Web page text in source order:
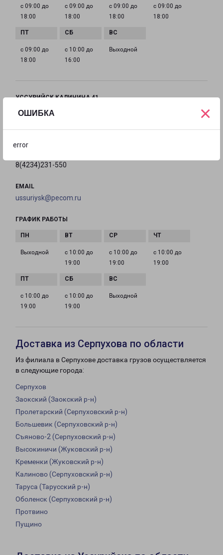
ОШИБКА
error
×
с 09:00 до
18:00
с 09:00 до
18:00
с 09:00 до
18:00
с 09:00 до
18:00
с 09:00 до
18:00
с 10:00 до
16:00
Выходной
УССУРИЙСК КАЛИНИНА 41
Уссурийск, улица Калинина, 41
на карте
8(4234)231-550
EMAIL
ussuriysk@pecom.ru
ГРАФИК РАБОТЫ
Выходной
с 10:00 до
19:00
с 10:00 до
19:00
с 10:00 до
19:00
с 10:00 до
19:00
с 10:00 до
19:00
Выходной
Доставка из Серпухова по области
Из филиала в Серпухове доставка грузов осуществляется
в следующие города:
Серпухов
Заокский (Заокский р-н)
Пролетарский (Серпуховский р-н)
Большевик (Серпуховский р-н)
Съяново-2 (Серпуховский р-н)
Высокиничи (Жуковский р-н)
Кременки (Жуковский р-н)
Калиново (Серпуховский р-н)
Таруса (Тарусский р-н)
Оболенск (Серпуховский р-н)
Протвино
Пущино